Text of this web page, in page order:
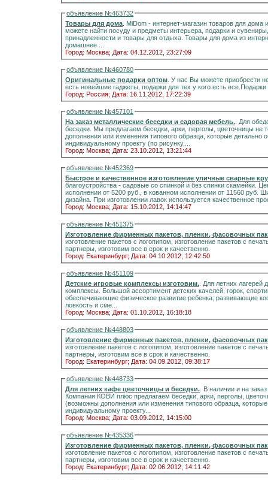
объявление №463732
Товары для дома . MiDom - интернет-магазин товаров для
можете найти посуду и предметы интерьера, подарки и
принадлежности и товары для отдыха. Товары для дома из
домашнее ...
Город: Москва; Дата: 04.12.2012, 23:27:09
объявление №460780
Оригинальные подарки оптом . У нас Вы можете приобрести
Город: Россия; Дата: 16.11.2012, 17:22:39
объявление №457101
На заказ металлические беседки и садовая мебель. . Для
беседки. Мы предлагаем беседки, арки, перголы, цветочницы
дополнения или изменения типового образца, которые детально
индивидуальному проекту (по рисунку,...
Город: Москва; Дата: 23.10.2012, 13:21:44
объявление №452369
Быстрое и качественное изготовление уличные сварные
благоустройства - садовые со спинкой и без спинки скамейки.
исполнении от 5200 руб., в кованном исполнении от 11560 руб.
дизайна. При изготовлении лавок используется качественное
Город: Москва; Дата: 15.10.2012, 14:14:47
объявление №451375
Изготовление фирменных пакетов, пленки, фасовочных
изготовление пакетов с логопипом, изготовление пакетов с
партнеры, изготовим все в срок и качественно.
Город: Екатеринбург; Дата: 04.10.2012, 12:42:50
объявление №451109
Детские игровые комплексы изготовим. . Для летних
комплексы. Большой ассортимент детских качелей, горок,
обеспечивающие физическое развитие ребенка; развивающие
ловкость и сме...
Город: Москва; Дата: 01.10.2012, 16:18:18
объявление №448803
Изготовление фирменных пакетов, пленки, фасовочных
изготовление пакетов с логопипом, изготовление пакетов с
партнеры, изготовим все в срок и качественно.
Город: Екатеринбург; Дата: 04.09.2012, 09:38:17
объявление №448733
Для летних кафе цветочницы и беседки. . В наличии и на
Компания КОВИ плюс предлагаем беседки, арки, перголы,
(возможны дополнения или изменения типового образца,
индивидуальному проекту...
Город: Москва; Дата: 03.09.2012, 14:15:00
объявление №435336
Изготовление фирменных пакетов, пленки, фасовочных
изготовление пакетов с логопипом, изготовление пакетов с
партнеры, изготовим все в срок и качественно.
Город: Екатеринбург; Дата: 02.06.2012, 14:11:42